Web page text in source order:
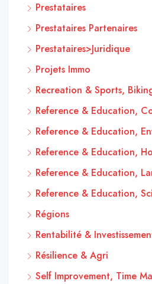
Prestataires
Prestataires Partenaires
Prestataires>Juridique
Projets Immo
Recreation & Sports,
Reference & Education,
Reference & Education,
Reference & Education,
Reference & Education,
Reference & Education,
Régions
Rentabilité &
Résilience & Agri
Self Improvement, Time